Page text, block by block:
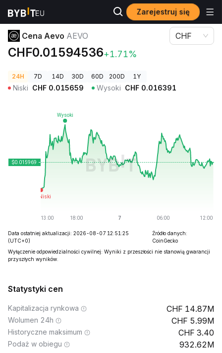
Zarejestruj się
Ceny kryptowalut Cena Aevo AEVO
Cena Aevo AEVO
CHF0.01594536+1.71%
CHF
24H 7D 14D 30D 60D 200D 1Y
Niski CHF 0.015659 Wysoki CHF 0.016391
Data ostatniej aktualizacji: 2026-08-07 12:51:25
(UTC+0)
Źródło danych:
CoinGecko
Wyłączenie odpowiedzialności cywilnej: Wyniki z przeszłości nie stanowią gwarancji
przyszłych wyników.
Statystyki cen
Kapitalizacja rynkowa 14.87M
Wolumen 24h 5.99M
Historyczne maksimum 3.40
Podaż w obiegu 932.62M